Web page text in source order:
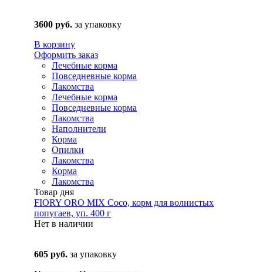
3600 руб. за упаковку
В корзину
Оформить заказ
Лечебные корма
Повседневные корма
Лакомства
Лечебные корма
Повседневные корма
Лакомства
Наполнители
Корма
Опилки
Лакомства
Корма
Лакомства
Товар дня
FIORY ORO MIX Coco, корм для волнистых
попугаев, уп. 400 г
Нет в наличии
605 руб. за упаковку